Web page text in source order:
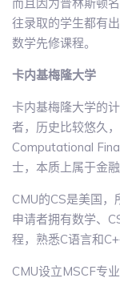
往录取的学生都有
数学先修课程。
卡内基梅隆大学
卡内基梅隆大学的
者，历史比较悠久
Computational
士，本质上属于金融
CMU的CS是美国
申请者拥有数学、
程，熟悉C语言和
CMU设立MSCF专